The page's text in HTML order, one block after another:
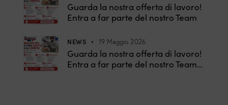
Guarda la nostra offerta di lavoro!
Entra a far parte del nostro Team
NEWS 19 Maggio 2026
Guarda la nostra offerta di lavoro!
Entra a far parte del nostro Team…